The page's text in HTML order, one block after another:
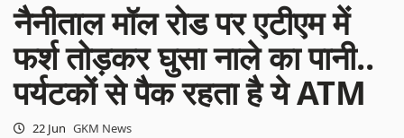
नैनीताल मॉल रोड पर एटीएम में
फर्श तोड़कर घुसा नाले का पानी..
पर्यटकों से पैक रहता है ये ATM
22 Jun GKM News